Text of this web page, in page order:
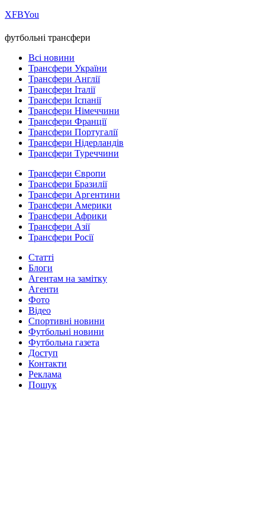
ХFBYou
футбольні трансфери
Всі новини
Трансфери України
Трансфери Англії
Трансфери Італії
Трансфери Іспанії
Трансфери Німеччини
Трансфери Франції
Трансфери Португалії
Трансфери Нідерландів
Трансфери Туреччини
Трансфери Європи
Трансфери Бразилії
Трансфери Аргентини
Трансфери Америки
Трансфери Африки
Трансфери Азії
Трансфери Росії
Статті
Блоги
Агентам на замітку
Агенти
Фото
Відео
Спортивні новини
Футбольні новини
Футбольна газета
Доступ
Контакти
Реклама
Пошук